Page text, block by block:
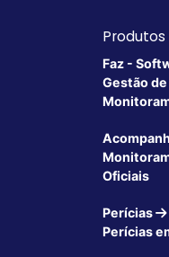
Produtos
Faz -
Gestão
Oficiais
Perícias
Perícias